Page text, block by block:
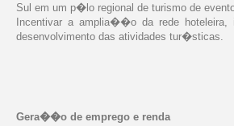
Sul em um p�lo regional de turismo de
Incentivar a amplia��o da rede hoteleira,
desenvolvimento das atividades tur�sticas.
Gera��o de emprego e renda